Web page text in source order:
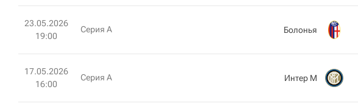
23.05.2026
19:00
Серия А Болонья
17.05.2026
16:00
Серия А Интер М